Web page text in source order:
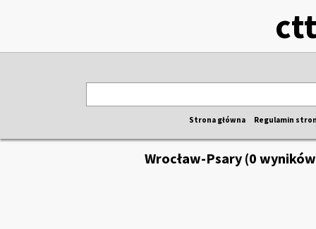
Strona główna Regulamin
Wrocław-Psary (0